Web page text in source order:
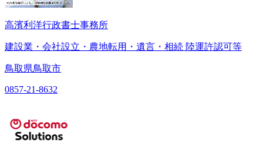
高濱利洋行政書士事務所
建設業・会社設立・農地転用・遺言・相続 陸運許認可等
鳥取県鳥取市
0857-21-8632